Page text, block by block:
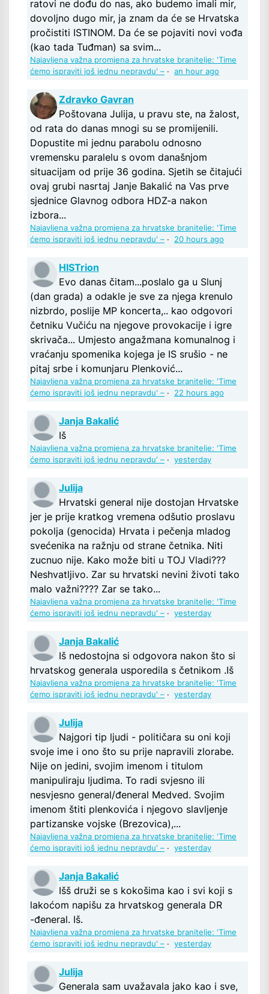
ratovi ne dođu do nas, ako budemo imali mir,
dovoljno dugo mir, ja znam da će se Hrvatska
pročistiti ISTINOM. Da će se pojaviti novi vođa
(kao tada Tuđman) sa svim...
Najavljena važna promjena za hrvatske branitelje: 'Time
ćemo ispraviti još jednu nepravdu' – · an hour ago
Zdravko Gavran
Poštovana Julija, u pravu ste, na žalost,
od rata do danas mnogi su se promijenili.
Dopustite mi jednu parabolu odnosno
vremensku paralelu s ovom današnjom
situacijam od prije 36 godina. Sjetih se čitajući
ovaj grubi nasrtaj Janje Bakalić na Vas prve
sjednice Glavnog odbora HDZ-a nakon
izbora...
Najavljena važna promjena za hrvatske branitelje: 'Time
ćemo ispraviti još jednu nepravdu' – · 20 hours ago
HISTrion
Evo danas čitam...poslalo ga u Slunj
(dan grada) a odakle je sve za njega krenulo
nizbrdo, poslije MP koncerta,.. kao odgovori
četniku Vučiću na njegove provokacije i igre
skrivača... Umjesto angažmana komunalnog i
vraćanju spomenika kojega je IS srušio - ne
pitaj srbe i komunjaru Plenković...
Najavljena važna promjena za hrvatske branitelje: 'Time
ćemo ispraviti još jednu nepravdu' – · 22 hours ago
Janja Bakalić
Iš
Najavljena važna promjena za hrvatske branitelje: 'Time
ćemo ispraviti još jednu nepravdu' – · yesterday
Julija
Hrvatski general nije dostojan Hrvatske
jer je prije kratkog vremena odšutio proslavu
pokolja (genocida) Hrvata i pečenja mladog
svećenika na ražnju od strane četnika. Niti
zucnuo nije. Kako može biti u TOJ Vladi???
Neshvatljivo. Zar su hrvatski nevini životi tako
malo važni???? Zar se tako...
Najavljena važna promjena za hrvatske branitelje: 'Time
ćemo ispraviti još jednu nepravdu' – · yesterday
Janja Bakalić
Iš nedostojna si odgovora nakon što si
hrvatskog generala usporedila s četnikom .Iš
Najavljena važna promjena za hrvatske branitelje: 'Time
ćemo ispraviti još jednu nepravdu' – · yesterday
Julija
Najgori tip ljudi - političara su oni koji
svoje ime i ono što su prije napravili zlorabe.
Nije on jedini, svojim imenom i titulom
manipuliraju ljudima. To radi svjesno ili
nesvjesno general/đeneral Medved. Svojim
imenom štiti plenkovića i njegovo slavljenje
partizanske vojske (Brezovica),...
Najavljena važna promjena za hrvatske branitelje: 'Time
ćemo ispraviti još jednu nepravdu' – · yesterday
Janja Bakalić
Išš druži se s kokošima kao i svi koji s
lakoćom napišu za hrvatskog generala DR
-đeneral. Iš.
Najavljena važna promjena za hrvatske branitelje: 'Time
ćemo ispraviti još jednu nepravdu' – · yesterday
Julija
Generala sam uvažavala jako kao i sve,